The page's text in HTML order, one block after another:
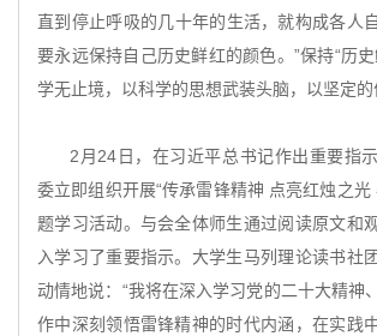
直到停止呼吸的几十年的生活，就构成各
要永远保持自己历史鲜红的颜色。”保持“历
学无止境，以科学的思想武装头脑，以坚定的
2月24日，在习近平总书记作出重要指
委立即组织开展“传承雷锋精神 点亮红烛之光
题学习活动。与会全体师生通过阅读原文和
入学习了重要指示。大学生马列理论读书社
动情地说：“我将在深入学习党的二十大精神
作中深刻领悟雷锋精神的时代内涵，在实践